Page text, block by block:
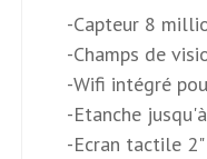
-Capteur 8
-Champs de
-Wifi intégré
-Etanche
-Ecran tactile
Usage
Garantie